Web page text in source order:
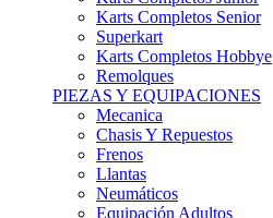
Karts Completos Senior
Superkart
Karts Completos Hobbye
Remolques
PIEZAS Y EQUIPACIONES
Mecanica
Chasis Y Repuestos
Frenos
Llantas
Neumáticos
Equipación Adultos